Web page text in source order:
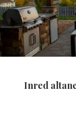
Inred